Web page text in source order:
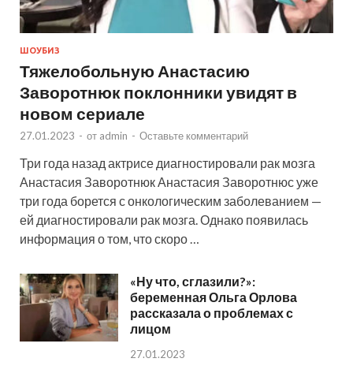
ШОУБИЗ
Тяжелобольную Анастасию
Заворотнюк поклонники увидят в
новом сериале
27.01.2023 - от admin - Оставьте комментарий
Три года назад актрисе диагностировали рак мозга
Анастасия Заворотнюк Анастасия Заворотнюс уже
три года борется с онкологическим заболеванием —
ей диагностировали рак мозга. Однако появилась
информация о том, что скоро …
«Ну что, сглазили?»:
беременная Ольга Орлова
рассказала о проблемах с
лицом
27.01.2023